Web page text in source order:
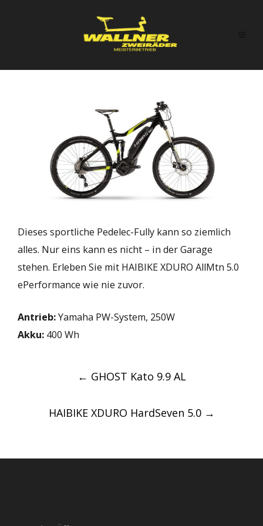
Dieses sportliche Pedelec-Fully kann so ziemlich
alles. Nur eins kann es nicht – in der Garage
stehen. Erleben Sie mit HAIBIKE XDURO AllMtn 5.0
ePerformance wie nie zuvor.
Antrieb:Yamaha PW-System, 250W
Akku: 400 Wh
← GHOST Kato 9.9 AL
HAIBIKE XDURO HardSeven 5.0 →